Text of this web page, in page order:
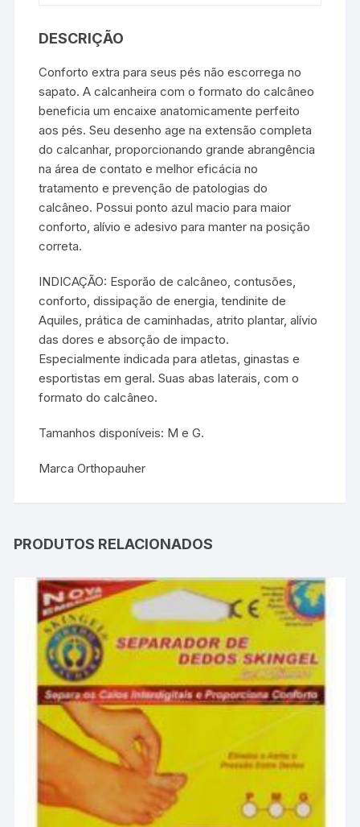
DESCRIÇÃO
Conforto extra para seus pés não escorrega no
sapato. A calcanheira com o formato do calcâneo
beneficia um encaixe anatomicamente perfeito
aos pés. Seu desenho age na extensão completa
do calcanhar, proporcionando grande abrangência
na área de contato e melhor eficácia no
tratamento e prevenção de patologias do
calcâneo. Possui ponto azul macio para maior
conforto, alívio e adesivo para manter na posição
correta.
INDICAÇÃO: Esporão de calcâneo, contusões,
conforto, dissipação de energia, tendinite de
Aquiles, prática de caminhadas, atrito plantar, alívio
das dores e absorção de impacto.
Especialmente indicada para atletas, ginastas e
esportistas em geral. Suas abas laterais, com o
formato do calcâneo.
Tamanhos disponíveis: M e G.
Marca Orthopauher
PRODUTOS RELACIONADOS